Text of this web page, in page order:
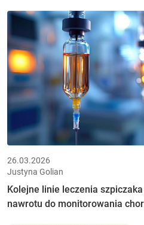
26.03.2026
Justyna Golian
Kolejne linie leczenia
nawrotu do monitorowania